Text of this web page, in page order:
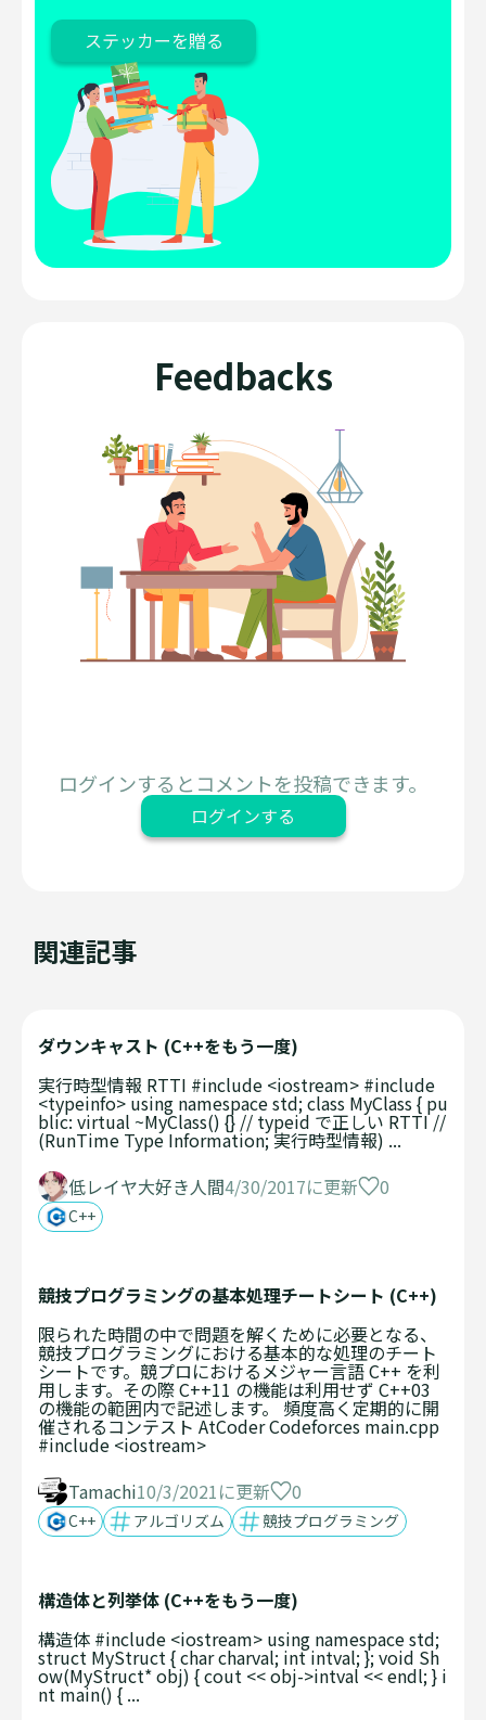
ステッカーを贈る
Feedbacks
ログインするとコメントを投稿できます。
ログインする
関連記事
ダウンキャスト (C++をもう一度)
実行時型情報 RTTI #include <iostream> #include
<typeinfo> using namespace std; class MyClass { pu
blic: virtual ~MyClass() {} // typeid で正しい RTTI //
(RunTime Type Information; 実行時型情報) ...
低レイヤ大好き人間4/30/2017に更新 0
C++
競技プログラミングの基本処理チートシート (C++)
限られた時間の中で問題を解くために必要となる、
競技プログラミングにおける基本的な処理のチート
シートです。競プロにおけるメジャー言語 C++ を利
用します。その際 C++11 の機能は利用せず C++03
の機能の範囲内で記述します。 頻度高く定期的に開
催されるコンテスト AtCoder Codeforces main.cpp
#include <iostream>
Tamachi10/3/2021に更新 0
C++ アルゴリズム 競技プログラミング
構造体と列挙体 (C++をもう一度)
構造体 #include <iostream> using namespace std;
struct MyStruct { char charval; int intval; }; void Sh
ow(MyStruct* obj) { cout << obj->intval << endl; } i
nt main() { ...